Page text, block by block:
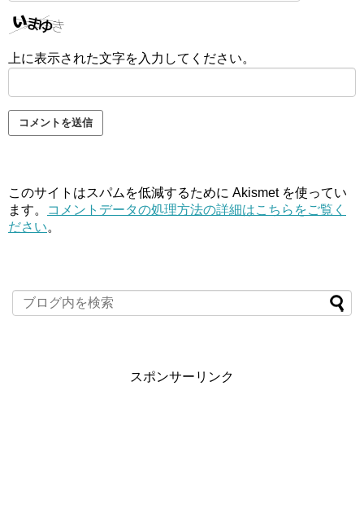
上に表示された文字を入力してください。
このサイトはスパムを低減するために Akismet を使ってい
ます。
コメントデータの処理方法の詳細はこちらをご覧く
ださい。
スポンサーリンク